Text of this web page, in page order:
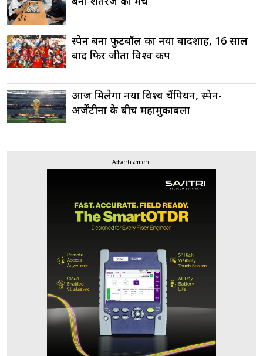
स्पेन बना फुटबॉल का नया बादशाह, 16 साल
बाद फिर जीता विश्व कप
आज मिलेगा नया विश्व चैंपियन, स्पेन-
अर्जेंटीना के बीच महामुकाबला
Advertisement